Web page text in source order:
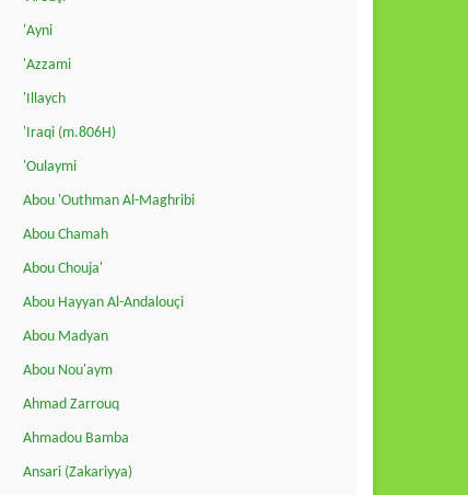
'Ayni
'Azzami
'Illaych
'Iraqi (m.806H)
'Oulaymi
Abou 'Outhman Al-Maghribi
Abou Chamah
Abou Chouja'
Abou Hayyan Al-Andalouçi
Abou Madyan
Abou Nou'aym
Ahmad Zarrouq
Ahmadou Bamba
Ansari (Zakariyya)